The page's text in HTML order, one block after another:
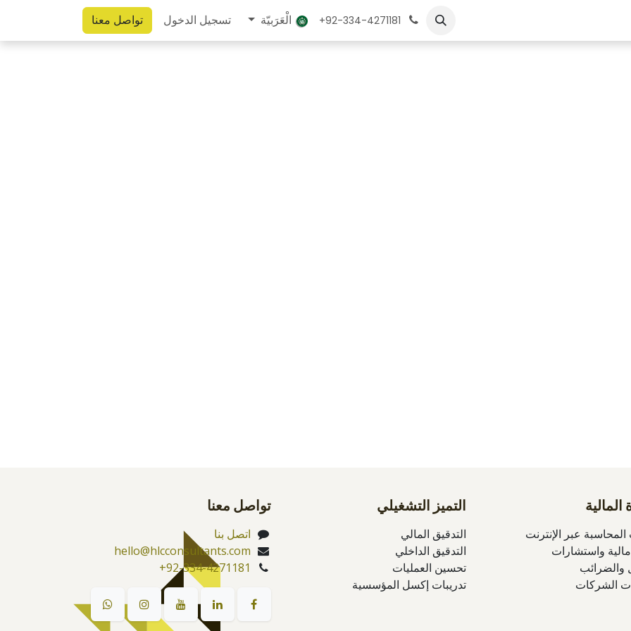
+92-334-4271181 الْعَرَبيّة تسجيل الدخول تواصل معنا
المالية
عبر الإنترنت
واستشارات
والضرائب
الشركات
التميز التشغيلي
التدقيق المالي
التدقيق الداخلي
تحسين العمليات
تدريبات إكسل المؤسسية
تواصل معنا
اتصل بنا
hello@hlcconsultants.com
+92-334-4271181